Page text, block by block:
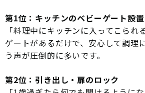
第1位：キッチンのベビーゲート設置
「料理中にキッチンに入ってこられ
ゲートがあるだけで、安心して調理
う声が圧倒的に多いです。
第2位：引き出し・扉のロック